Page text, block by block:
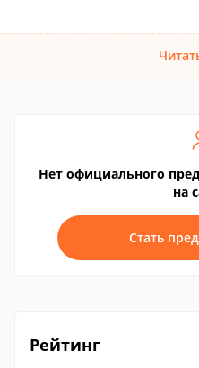
Нет официального
на
Стать
Рейтинг